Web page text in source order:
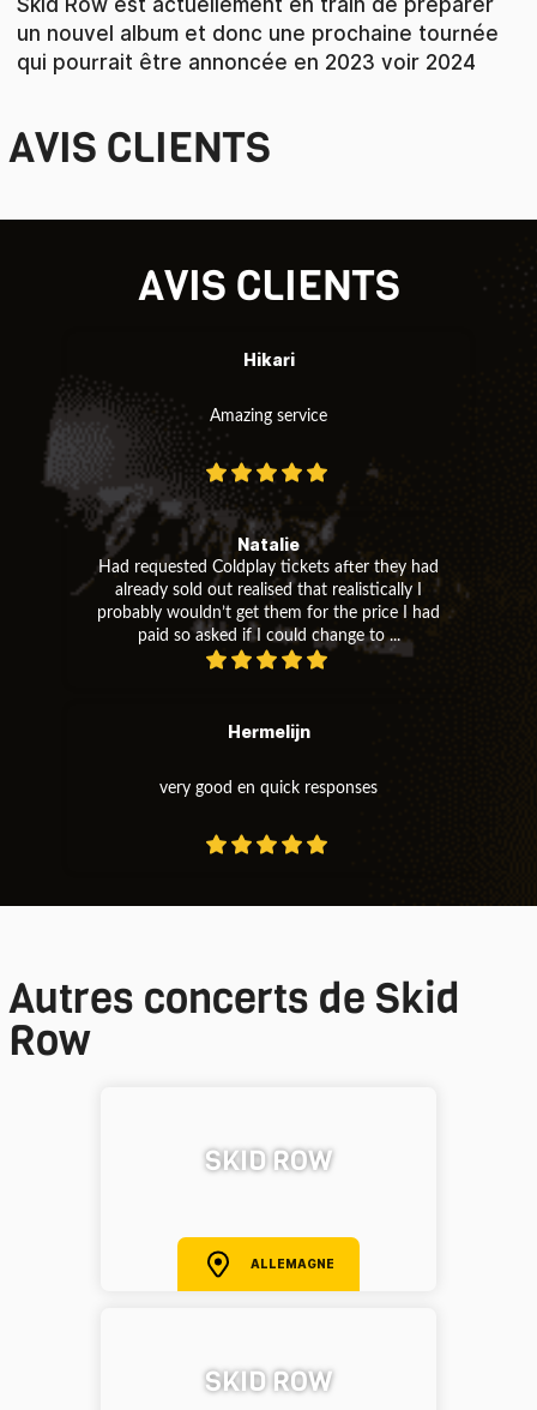
un nouvel album et donc une prochaine tournée
qui pourrait être annoncée en 2023 voir 2024
AVIS CLIENTS
AVIS CLIENTS
Hikari
Amazing service
Natalie
Had requested Coldplay tickets after they had
already sold out realised that realistically I
probably wouldn’t get them for the price I had
paid so asked if I could change to ...
Hermelijn
very good en quick responses
Autres concerts de Skid
Row
SKID ROW
ALLEMAGNE
SKID ROW